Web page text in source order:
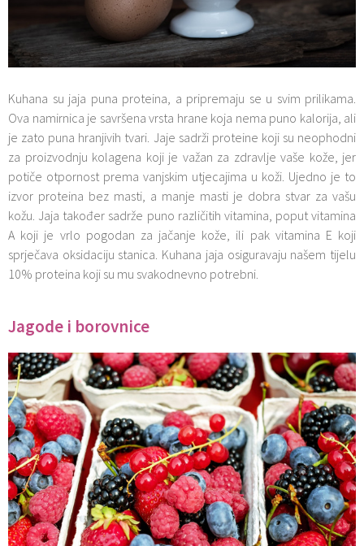
Kuhana su jaja puna proteina, a pripremaju se u svim prilikama.
Ova namirnica je savršena vrsta hrane koja nema puno kalorija, ali
je zato puna hranjivih tvari. Jaje sadrži proteine koji su neophodni
za proizvodnju kolagena koji je važan za zdravlje vaše kože, jer
potiče otpornost prema vanjskim utjecajima u koži. Ujedno je to
izvor proteina bez masti, a manje masti je dobra stvar za vašu
kožu. Jaja također sadrže puno različitih vitamina, poput vitamina
A koji je vrlo pogodan za jačanje kože, ili pak vitamina E koji
sprječava oksidaciju stanica. Kuhana jaja osiguravaju našem tijelu
10% proteina koji su mu svakodnevno potrebni.
Jagode i borovnice